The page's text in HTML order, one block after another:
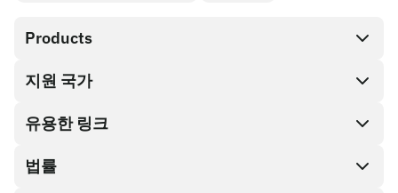
Products
SnapX
Cash out
기프트 카드 스토어
지원 국가
유용한 링크
파트너 프로그램
법률